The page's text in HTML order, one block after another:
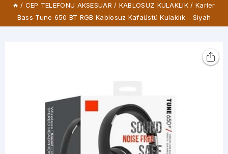
/ CEP TELEFONU AKSESUAR / KABLOSUZ KULAKLIK / Karler
Bass Tune 650 BT RGB Kablosuz Kafaüstü Kulaklık - Siyah